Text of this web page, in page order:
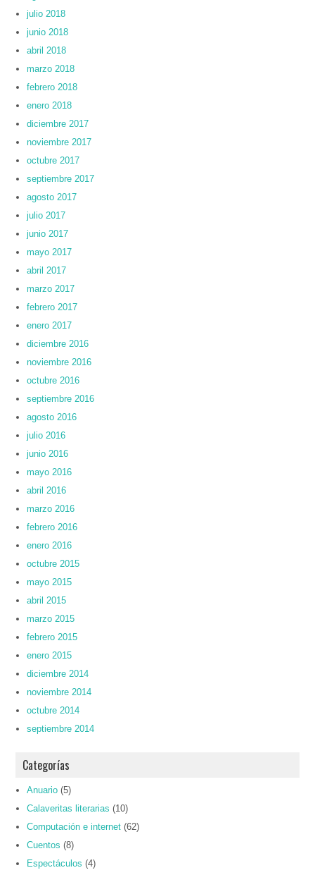
julio 2018
junio 2018
abril 2018
marzo 2018
febrero 2018
enero 2018
diciembre 2017
noviembre 2017
octubre 2017
septiembre 2017
agosto 2017
julio 2017
junio 2017
mayo 2017
abril 2017
marzo 2017
febrero 2017
enero 2017
diciembre 2016
noviembre 2016
octubre 2016
septiembre 2016
agosto 2016
julio 2016
junio 2016
mayo 2016
abril 2016
marzo 2016
febrero 2016
enero 2016
octubre 2015
mayo 2015
abril 2015
marzo 2015
febrero 2015
enero 2015
diciembre 2014
noviembre 2014
octubre 2014
septiembre 2014
Categorías
Anuario (5)
Calaveritas literarias (10)
Computación e internet (62)
Cuentos (8)
Espectáculos (4)